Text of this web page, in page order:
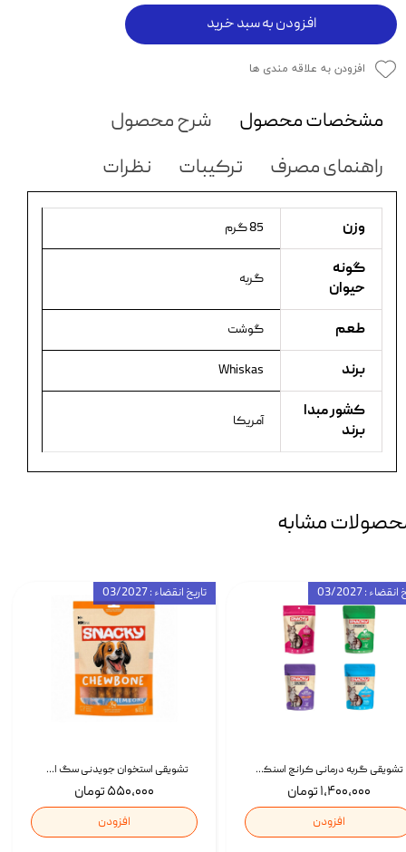
افزودن به سبد خرید
افزودن به علاقه مندی ها
مشخصات محصول
شرح محصول
راهنمای مصرف
ترکیبات نظرات
وزن 85 گرم
گونه
حیوان
گربه
طعم گوشت
برند Whiskas
کشور مبدا
برند
آمریکا
مشابه
تشویقی استخوان جویدنی سگ اسنکی کرانچی با طعم مرغ Snacky Crunchy Munchy وزن 100 گرم
۵۵۰,۰۰۰ تومان
افزودن
تاریخ انقضاء : 03/2027
تشویقی گربه درمانی کرانچ اسنکی با طعم میکس Snacky Crunch Cat Treats وزن 60 گرم بسته 4 عددی
۱,۴۰۰,۰۰۰ تومان
افزودن
: 03/2027